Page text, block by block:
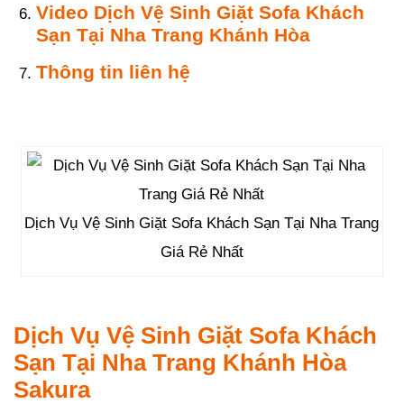
Video Dịch Vệ Sinh Giặt Sofa Khách
Sạn Tại Nha Trang Khánh Hòa
Thông tin liên hệ
Dịch Vụ Vệ Sinh Giặt Sofa Khách Sạn Tại Nha Trang
Giá Rẻ Nhất
Dịch Vụ Vệ Sinh Giặt Sofa Khách
Sạn Tại Nha Trang Khánh Hòa
Sakura